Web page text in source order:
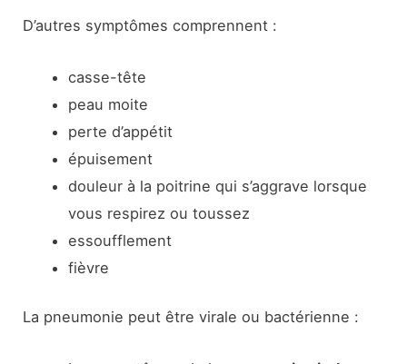
D’autres symptômes comprennent :
casse-tête
peau moite
perte d’appétit
épuisement
douleur à la poitrine qui s’aggrave lorsque
vous respirez ou toussez
essoufflement
fièvre
La pneumonie peut être virale ou bactérienne :